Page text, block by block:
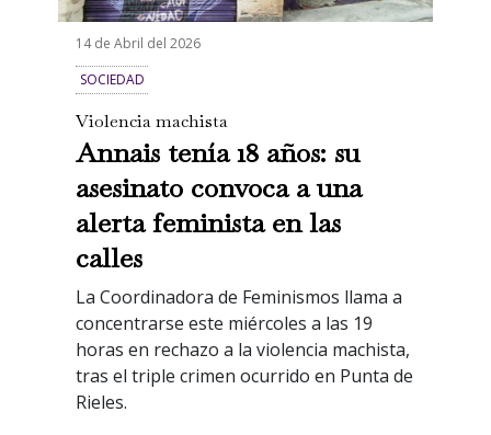
14 de Abril del 2026
SOCIEDAD
Violencia machista
Annais tenía 18 años: su
asesinato convoca a una
alerta feminista en las
calles
La Coordinadora de Feminismos llama a
concentrarse este miércoles a las 19
horas en rechazo a la violencia machista,
tras el triple crimen ocurrido en Punta de
Rieles.